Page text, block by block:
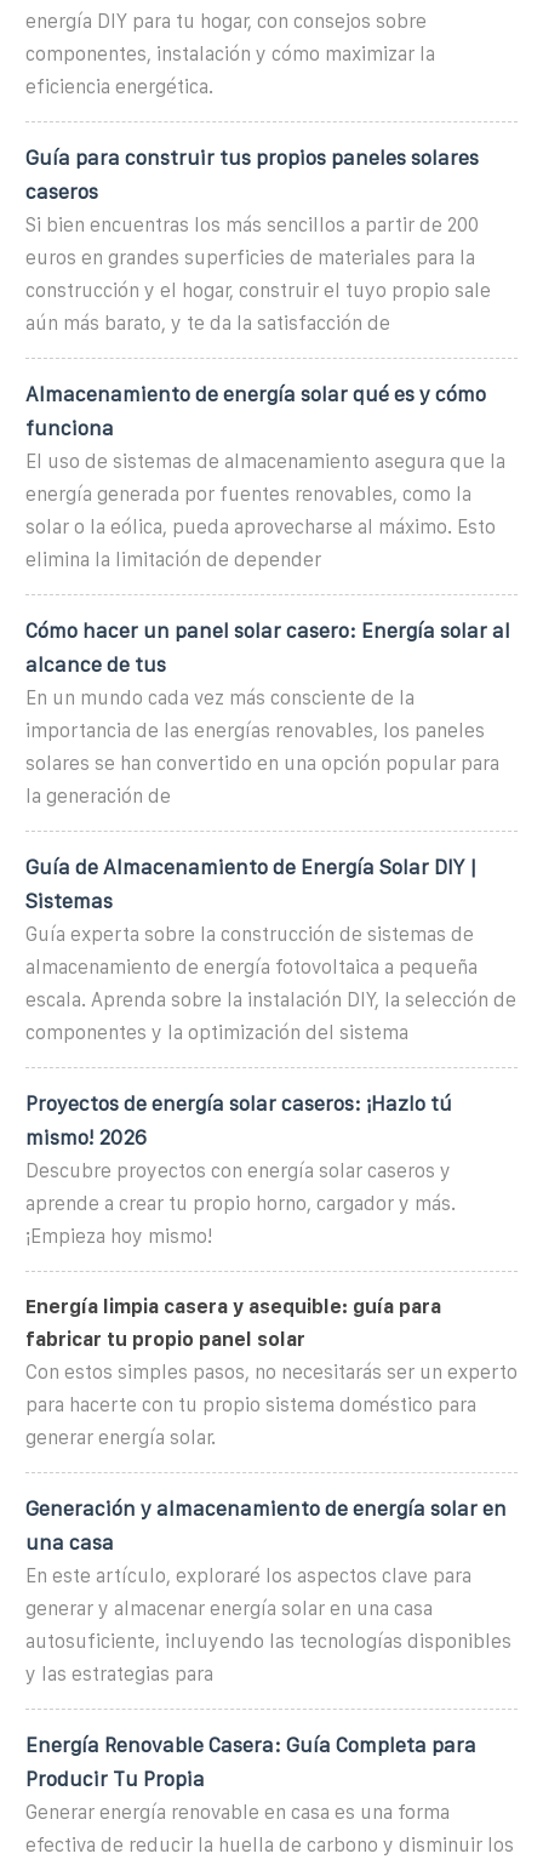
energía DIY para tu hogar, con consejos sobre
componentes, instalación y cómo maximizar la
eficiencia energética.
Guía para construir tus propios paneles solares
caseros
Si bien encuentras los más sencillos a partir de 200
euros en grandes superficies de materiales para la
construcción y el hogar, construir el tuyo propio sale
aún más barato, y te da la satisfacción de
Almacenamiento de energía solar qué es y cómo
funciona
El uso de sistemas de almacenamiento asegura que la
energía generada por fuentes renovables, como la
solar o la eólica, pueda aprovecharse al máximo. Esto
elimina la limitación de depender
Cómo hacer un panel solar casero: Energía solar al
alcance de tus
En un mundo cada vez más consciente de la
importancia de las energías renovables, los paneles
solares se han convertido en una opción popular para
la generación de
Guía de Almacenamiento de Energía Solar DIY |
Sistemas
Guía experta sobre la construcción de sistemas de
almacenamiento de energía fotovoltaica a pequeña
escala. Aprenda sobre la instalación DIY, la selección de
componentes y la optimización del sistema
Proyectos de energía solar caseros: ¡Hazlo tú
mismo! 2026
Descubre proyectos con energía solar caseros y
aprende a crear tu propio horno, cargador y más.
¡Empieza hoy mismo!
Energía limpia casera y asequible: guía para
fabricar tu propio panel solar
Con estos simples pasos, no necesitarás ser un experto
para hacerte con tu propio sistema doméstico para
generar energía solar.
Generación y almacenamiento de energía solar en
una casa
En este artículo, exploraré los aspectos clave para
generar y almacenar energía solar en una casa
autosuficiente, incluyendo las tecnologías disponibles
y las estrategias para
Energía Renovable Casera: Guía Completa para
Producir Tu Propia
Generar energía renovable en casa es una forma
efectiva de reducir la huella de carbono y disminuir los